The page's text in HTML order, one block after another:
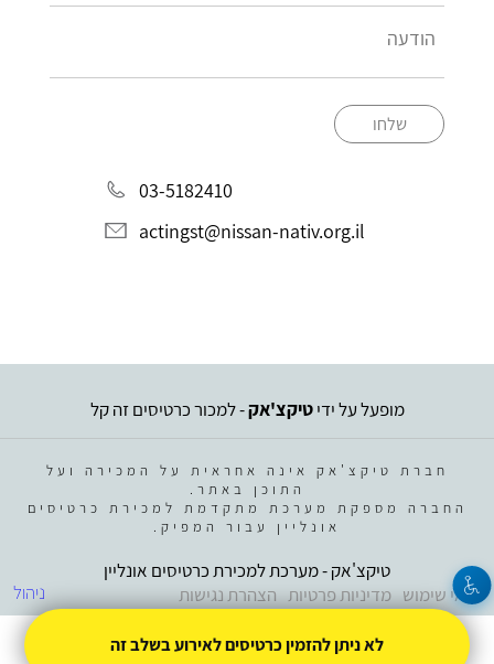
שלחו
03-5182410
actingst@nissan-nativ.org.il
מופעל על ידיטיקצ'אק- למכור כרטיסים זה קל
חברת טיקצ'אק אינה אחראית על המכירה ועל
התוכן באתר.
החברה מספקת מערכת מתקדמת למכירת כרטיסים
אונליין עבור המפיק.
ניהול
טיקצ'אק - מערכת למכירת כרטיסים אונליין
תנאי שימוש מדיניות פרטיות הצהרת נגישות
לא ניתן להזמין כרטיסים לאירוע בשלב זה